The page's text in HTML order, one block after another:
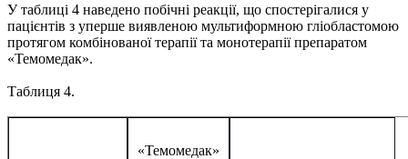
У таблиці 4 наведено побічні реакції, що спостерігалися у
пацієнтів з уперше виявленою мультиформною гліобластомою
протягом комбінованої терапії та монотерапії препаратом
«Темомедак».
Таблиця 4.
«Темомедак»